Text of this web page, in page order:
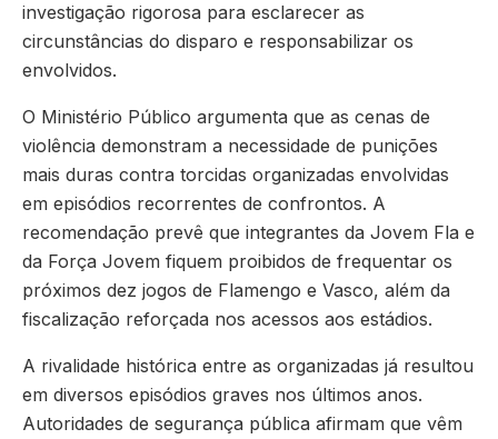
investigação rigorosa para esclarecer as
circunstâncias do disparo e responsabilizar os
envolvidos.
O Ministério Público argumenta que as cenas de
violência demonstram a necessidade de punições
mais duras contra torcidas organizadas envolvidas
em episódios recorrentes de confrontos. A
recomendação prevê que integrantes da Jovem Fla e
da Força Jovem fiquem proibidos de frequentar os
próximos dez jogos de Flamengo e Vasco, além da
fiscalização reforçada nos acessos aos estádios.
A rivalidade histórica entre as organizadas já resultou
em diversos episódios graves nos últimos anos.
Autoridades de segurança pública afirmam que vêm